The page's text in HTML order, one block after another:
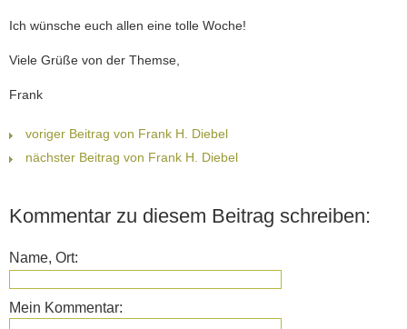
Ich wünsche euch allen eine tolle Woche!
Viele Grüße von der Themse,
Frank
voriger Beitrag von Frank H. Diebel
nächster Beitrag von Frank H. Diebel
Kommentar zu diesem Beitrag schreiben:
Name, Ort:
Mein Kommentar: